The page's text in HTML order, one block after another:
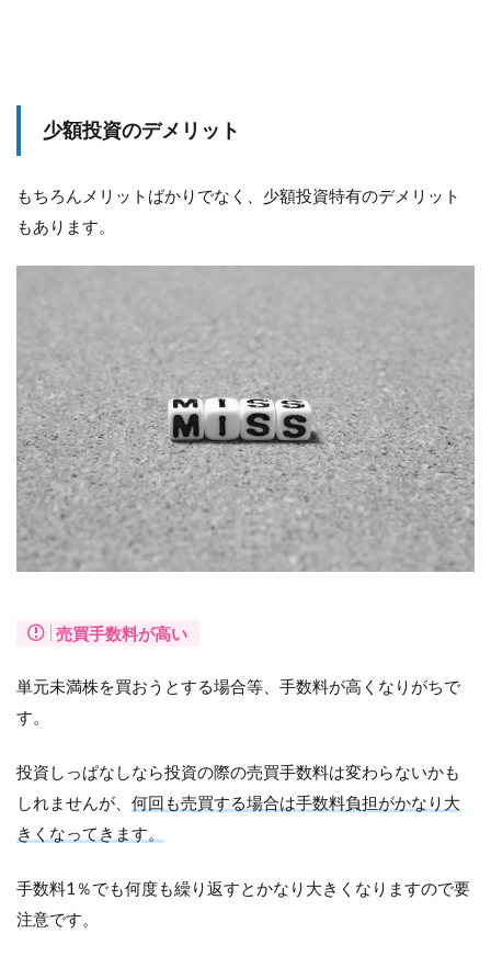
少額投資のデメリット
もちろんメリットばかりでなく、少額投資特有のデメリット
もあります。
売買手数料が高い
単元未満株を買おうとする場合等、手数料が高くなりがちで
す。
投資しっぱなしなら投資の際の売買手数料は変わらないかも
しれませんが、 何回も売買する場合は手数料負担がかなり大
きくなってきます。
手数料1％でも何度も繰り返すとかなり大きくなりますので要
注意です。